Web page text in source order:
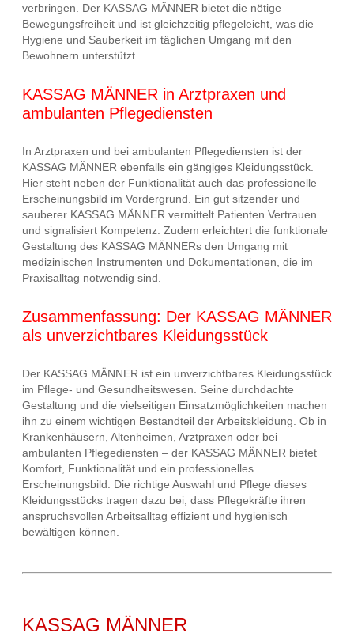
verbringen. Der KASSAG MÄNNER bietet die nötige
Bewegungsfreiheit und ist gleichzeitig pflegeleicht, was die
Hygiene und Sauberkeit im täglichen Umgang mit den
Bewohnern unterstützt.
KASSAG MÄNNER in Arztpraxen und
ambulanten Pflegediensten
In Arztpraxen und bei ambulanten Pflegediensten ist der
KASSAG MÄNNER ebenfalls ein gängiges Kleidungsstück.
Hier steht neben der Funktionalität auch das professionelle
Erscheinungsbild im Vordergrund. Ein gut sitzender und
sauberer KASSAG MÄNNER vermittelt Patienten Vertrauen
und signalisiert Kompetenz. Zudem erleichtert die funktionale
Gestaltung des KASSAG MÄNNERs den Umgang mit
medizinischen Instrumenten und Dokumentationen, die im
Praxisalltag notwendig sind.
Zusammenfassung: Der KASSAG MÄNNER
als unverzichtbares Kleidungsstück
Der KASSAG MÄNNER ist ein unverzichtbares Kleidungsstück
im Pflege- und Gesundheitswesen. Seine durchdachte
Gestaltung und die vielseitigen Einsatzmöglichkeiten machen
ihn zu einem wichtigen Bestandteil der Arbeitskleidung. Ob in
Krankenhäusern, Altenheimen, Arztpraxen oder bei
ambulanten Pflegediensten – der KASSAG MÄNNER bietet
Komfort, Funktionalität und ein professionelles
Erscheinungsbild. Die richtige Auswahl und Pflege dieses
Kleidungsstücks tragen dazu bei, dass Pflegekräfte ihren
anspruchsvollen Arbeitsalltag effizient und hygienisch
bewältigen können.
KASSAG MÄNNER